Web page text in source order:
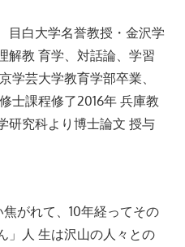
目白大学名誉教授・金沢学
解教 育学、対話論、学習
学芸大学教育学部卒業、
士課程修了2016年 兵庫教
研究科より博士論文 授与
がれて、10年経ってその
」人 生は沢山の人々との